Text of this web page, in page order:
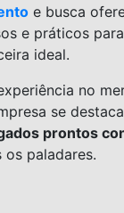
e busca
e práticos
ideal.
no
se
prontos
paladares.